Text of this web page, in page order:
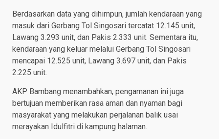
Berdasarkan data yang dihimpun, jumlah kendaraan yang
masuk dari Gerbang Tol Singosari tercatat 12.145 unit,
Lawang 3.293 unit, dan Pakis 2.333 unit. Sementara itu,
kendaraan yang keluar melalui Gerbang Tol Singosari
mencapai 12.525 unit, Lawang 3.697 unit, dan Pakis
2.225 unit.
AKP Bambang menambahkan, pengamanan ini juga
bertujuan memberikan rasa aman dan nyaman bagi
masyarakat yang melakukan perjalanan balik usai
merayakan Idulfitri di kampung halaman.